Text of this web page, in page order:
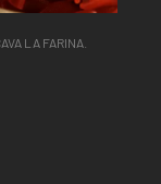
LA FARINA.